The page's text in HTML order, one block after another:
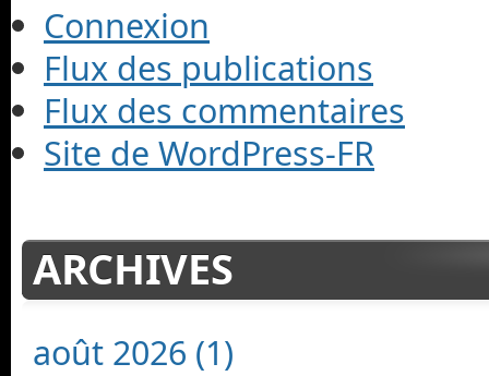
Connexion
Flux des publications
Flux des commentaires
Site de WordPress-FR
ARCHIVES
août 2026 (1)